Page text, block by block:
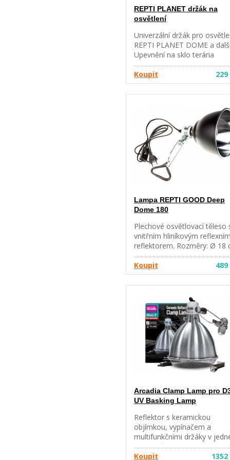
REPTI PLANET držák na
osvětlení
Univerzální držák pro
REPTI PLANET DOME a
Upevnění na sklo terária
pomocí oboustranné lepící
pásky. Zajištění proti pohybu
lampy pomocí gumových
zarážek. Snadno nastavitelná
Koupit 229
Lampa REPTI GOOD Deep
Dome 180
Plechové osvětlovací těleso
vnitřním hliníkovým
reflektorem. Rozměry: Ø 18
x výška 14 cm (19 cm včetně
objímky). Dodáváno včetně
držáku. keramická objímka
žárovky E27 do 250W černá
matná barva 1,5m kabel se
vypínačem spona pro
montáž
Koupit 489
Arcadia Clamp Lamp pro
UV Basking Lamp
Reflektor s keramickou
objímkou, vypínačem a
multifunkčními držáky v
sadě! Průměr lampy je 20
Arcadia Clamp Lamp je
Koupit 1352